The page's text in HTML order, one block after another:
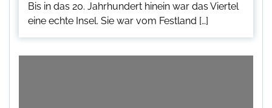
Bis in das 20. Jahrhundert hinein war das Viertel
eine echte Insel. Sie war vom Festland […]